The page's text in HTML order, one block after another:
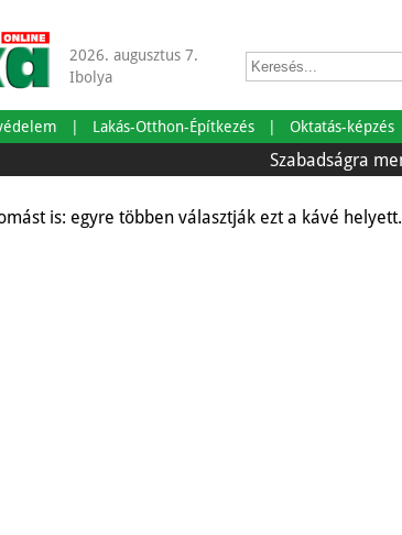
2026. augusztus 7.
Ibolya
Lakás-Otthon-Építkezés Oktatás-képzés
Szabadságra mentünk!
helyet
is: egyre többen választják ezt a kávé helyett.